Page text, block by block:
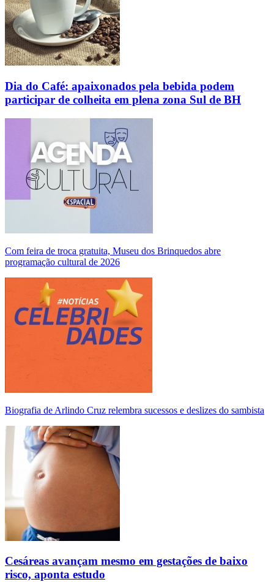
Dia do Café: apaixonados pela bebida podem
participar de colheita em plena zona Sul de BH
Com feira de troca gratuita, Museu dos Brinquedos abre
programação cultural de 2026
Biografia de Arlindo Cruz relembra sucessos e deslizes do sambista
Cesáreas avançam mesmo em gestações de baixo
risco, aponta estudo